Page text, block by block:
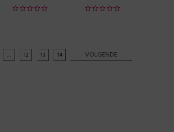
… 12 13 14 VOLGENDE